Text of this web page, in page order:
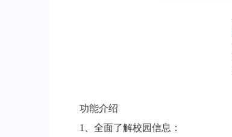
功能介绍
1、全面了解校园信息：